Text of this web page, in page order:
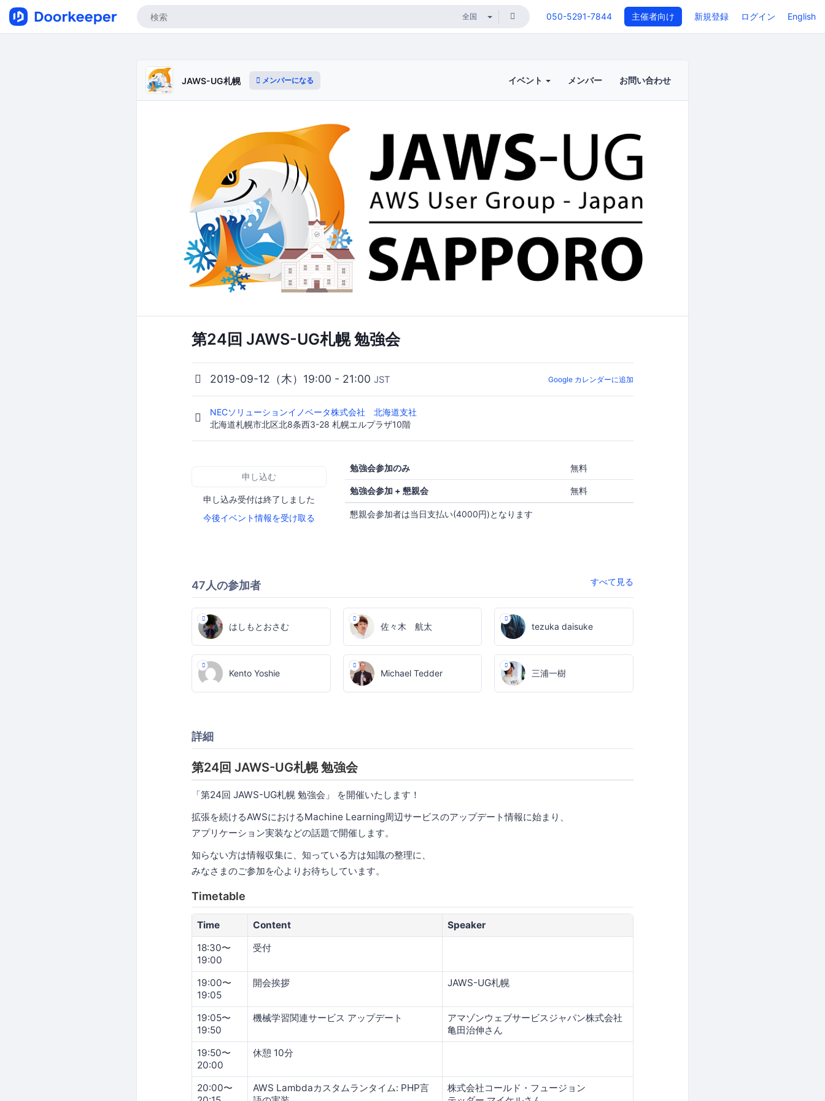
050-5291-7844 主催者向け 新規登録 ログイン English
JAWS-UG札幌 メンバーになる イベント メンバー お問い合わせ
第24回 JAWS-UG札幌 勉強会
2019-09-12（木）19:00 - 21:00 JST Google カレンダーに追加
NECソリューションイノベータ株式会社 北海道支社
北海道札幌市北区北8条西3-28 札幌エルプラザ10階
申し込む
申し込み受付は終了しました
今後イベント情報を受け取る
勉強会参加のみ 無料
勉強会参加 + 懇親会 無料
懇親会参加者は当日支払い(4000円)となります
47人の参加者 すべて見る
はしもとおさむ 佐々木 航太 tezuka daisuke
Kento Yoshie Michael Tedder 三浦一樹
詳細
第24回 JAWS-UG札幌 勉強会
「第24回 JAWS-UG札幌 勉強会」 を開催いたします！
拡張を続けるAWSにおけるMachine Learning周辺サービスのアップデート情報に始まり、
アプリケーション実装などの話題で開催します。
知らない方は情報収集に、知っている方は知識の整理に、
みなさまのご参加を心よりお待ちしています。
Timetable
Time Content
Speaker
18:30〜
19:00
受付
19:00〜
19:05
開会挨拶 JAWS-UG札幌
19:05〜
19:50
機械学習関連サービス アップデート
アマゾンウェブサービスジャパン株式会社
亀田治伸さん
19:50〜
20:00
休憩 10分
20:00〜
AWS Lambdaカスタムランタイム: PHP言
株式会社コールド・フュージョン